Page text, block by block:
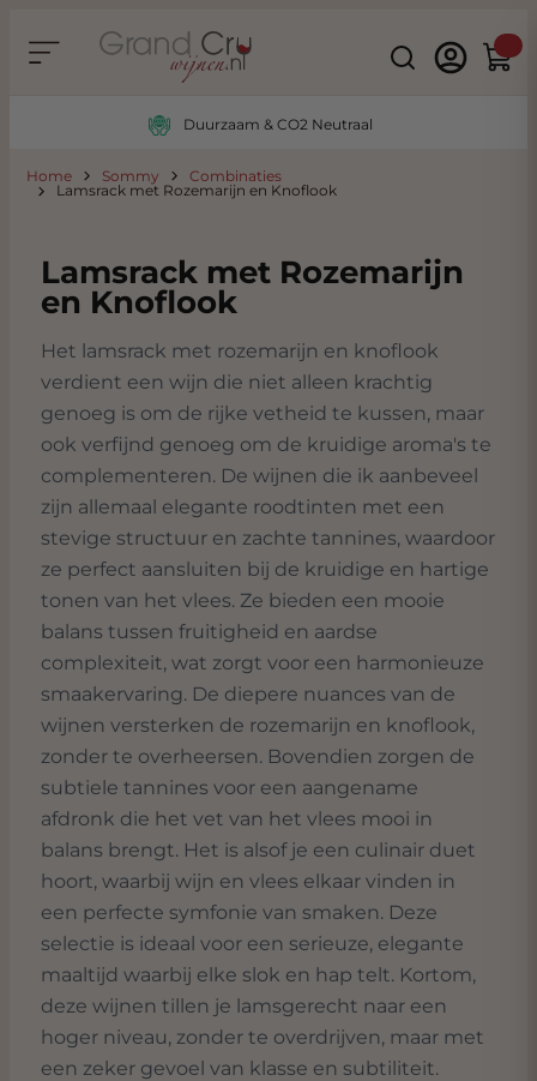
Search
Duurzaam & CO2 Neutraal
Home Sommy
Combinaties
Lamsrack met Rozemarijn en Knoflook
Lamsrack met Rozemarijn
en Knoflook
Het lamsrack met rozemarijn en knoflook
verdient een wijn die niet alleen krachtig
genoeg is om de rijke vetheid te kussen, maar
ook verfijnd genoeg om de kruidige aroma's te
complementeren. De wijnen die ik aanbeveel
zijn allemaal elegante roodtinten met een
stevige structuur en zachte tannines, waardoor
ze perfect aansluiten bij de kruidige en hartige
tonen van het vlees. Ze bieden een mooie
balans tussen fruitigheid en aardse
complexiteit, wat zorgt voor een harmonieuze
smaakervaring. De diepere nuances van de
wijnen versterken de rozemarijn en knoflook,
zonder te overheersen. Bovendien zorgen de
subtiele tannines voor een aangename
afdronk die het vet van het vlees mooi in
balans brengt. Het is alsof je een culinair duet
hoort, waarbij wijn en vlees elkaar vinden in
een perfecte symfonie van smaken. Deze
selectie is ideaal voor een serieuze, elegante
maaltijd waarbij elke slok en hap telt. Kortom,
deze wijnen tillen je lamsgerecht naar een
hoger niveau, zonder te overdrijven, maar met
een zeker gevoel van klasse en subtiliteit.